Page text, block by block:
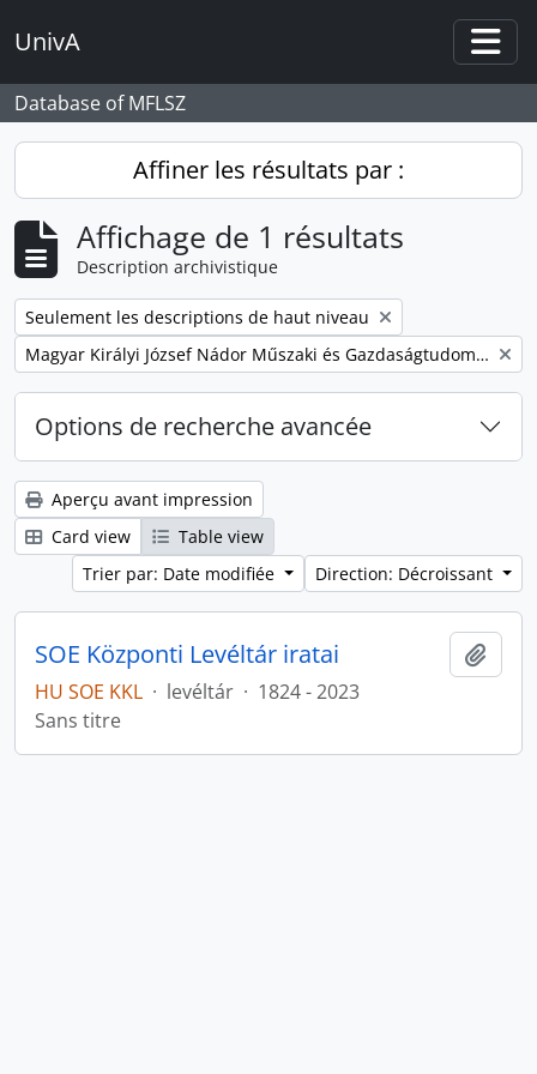
UnivA
Database of MFLSZ
Affiner les résultats par :
Affichage de 1 résultats
Description archivistique
Remove filter:
Seulement les descriptions de haut niveau
Remove filter:
Magyar Királyi József Nádor Műszaki és Gazdaságtudományi Egyetem Bánya-, Kohó- és Erdőmérnöki Kar
Options de recherche avancée
Aperçu avant impression
Card view
Table view
Trier par: Date modifiée
Direction: Décroissant
SOE Központi Levéltár iratai
HU SOE KKL · levéltár · 1824 - 2023
Sans titre